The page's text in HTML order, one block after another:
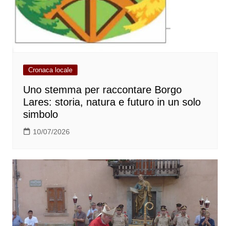
Cronaca locale
Uno stemma per raccontare Borgo
Lares: storia, natura e futuro in un solo
simbolo
10/07/2026